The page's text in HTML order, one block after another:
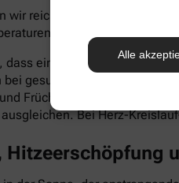
Alle
wir reichlich trinken, um den
Trinken wir zu
dass ein Flüssigkeitsmangel
bei gesunden Menschen. Als
Früchtetees oder
Bei Herz-
Hitzeerschöpfung